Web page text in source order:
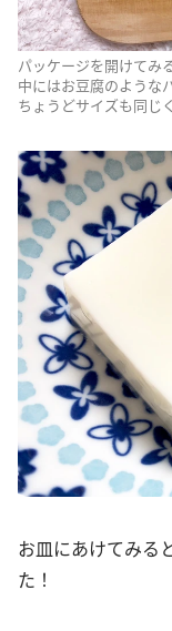
パッケージを開けてみる
中にはお豆腐のような
ちょうどサイズも同じ
お皿にあけてみる
た！